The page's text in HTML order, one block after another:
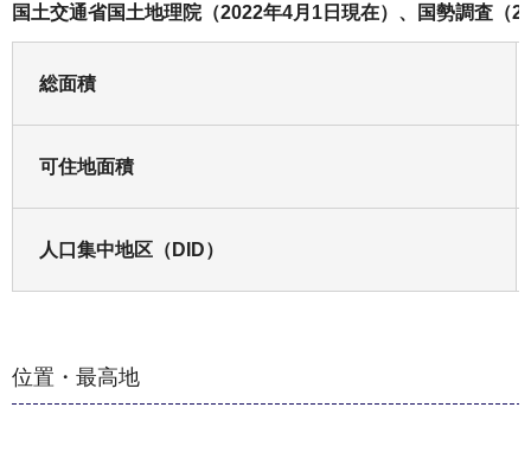
国土交通省国土地理院（2022年4月1日現在）、国勢調査（
総面積
可住地面積
人口集中地区（DID）
位置・最高地